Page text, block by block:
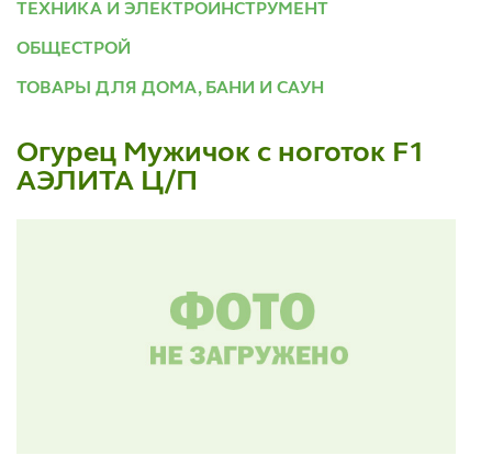
ТЕХНИКА И ЭЛЕКТРОИНСТРУМЕНТ
ОБЩЕСТРОЙ
ТОВАРЫ ДЛЯ ДОМА, БАНИ И САУН
Огурец Мужичок с ноготок F1
АЭЛИТА Ц/П